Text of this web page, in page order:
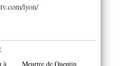
lyon/
à
Meurtre de Quentin